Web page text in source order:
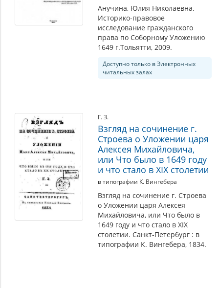
Анучина, Юлия Николаевна.
Историко-правовое
исследование гражданского
права по Соборному Уложению
1649 г.Тольятти, 2009.
Доступно только в Электронных
читальных залах
Г. З.
Взгляд на сочинение г.
Строева о Уложении царя
Алексея Михайловича,
или Что было в 1649 году
и что стало в XIX столетии
в типографии К. Вингебера
Взгляд на сочинение г. Строева
о Уложении царя Алексея
Михайловича, или Что было в
1649 году и что стало в XIX
столетии. Санкт-Петербург : в
типографии К. Вингебера, 1834.